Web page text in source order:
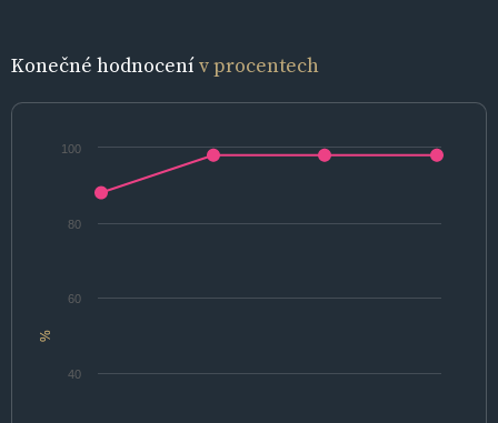
Konečné hodnocenív procentech
%
40
60
80
100